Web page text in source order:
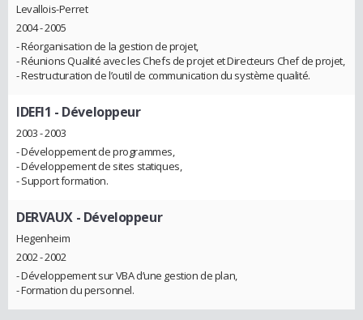
Levallois-Perret
2004 - 2005
- Réorganisation de la gestion de projet,
- Réunions Qualité avec les Chefs de projet et Directeurs Chef de projet,
- Restructuration de l’outil de communication du système qualité.
IDEFI1 - Développeur
2003 - 2003
- Développement de programmes,
- Développement de sites statiques,
- Support formation.
DERVAUX - Développeur
Hegenheim
2002 - 2002
- Développement sur VBA d’une gestion de plan,
- Formation du personnel.